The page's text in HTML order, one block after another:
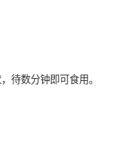
待数分钟即可食用。